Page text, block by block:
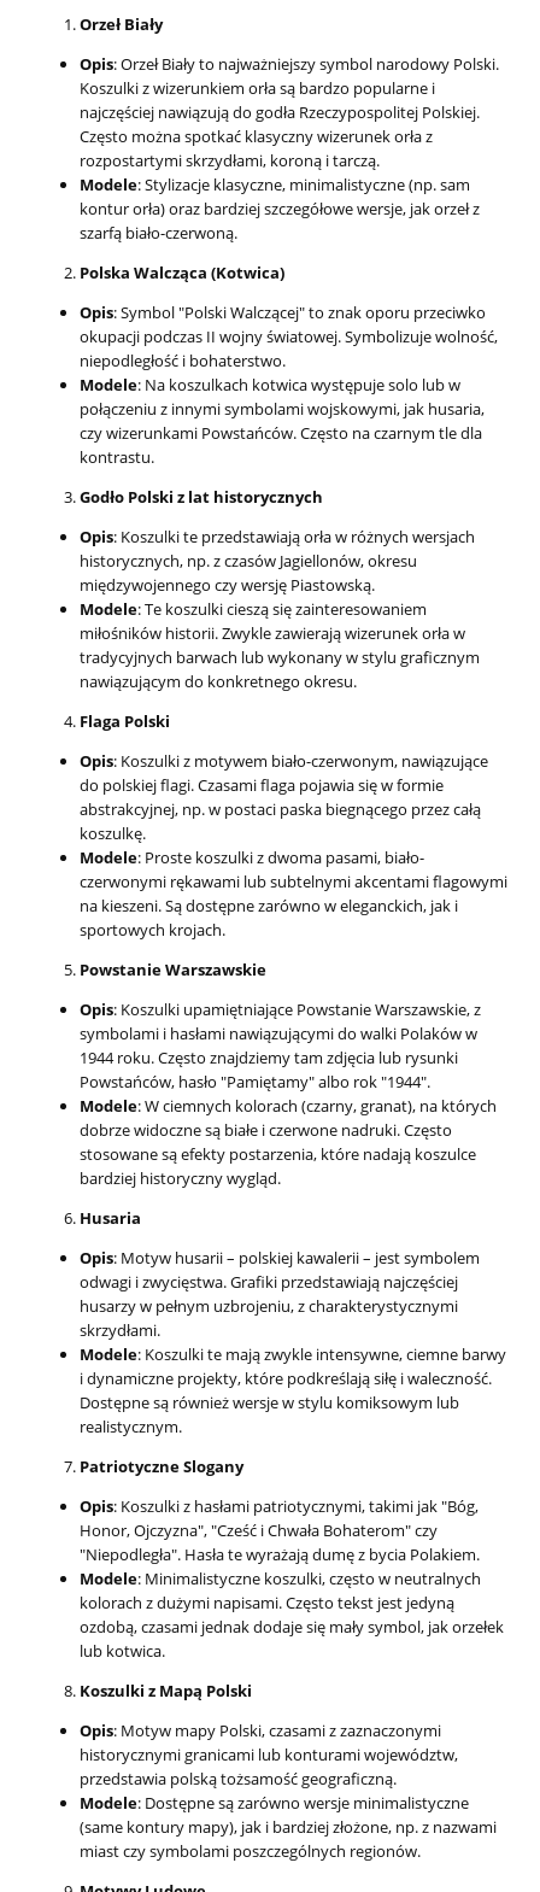
Orzeł Biały
Opis: Orzeł Biały to najważniejszy symbol narodowy Polski.
Koszulki z wizerunkiem orła są bardzo popularne i
najczęściej nawiązują do godła Rzeczypospolitej Polskiej.
Często można spotkać klasyczny wizerunek orła z
rozpostartymi skrzydłami, koroną i tarczą.
Modele: Stylizacje klasyczne, minimalistyczne (np. sam
kontur orła) oraz bardziej szczegółowe wersje, jak orzeł z
szarfą biało-czerwoną.
Polska Walcząca (Kotwica)
Opis: Symbol "Polski Walczącej" to znak oporu przeciwko
okupacji podczas II wojny światowej. Symbolizuje wolność,
niepodległość i bohaterstwo.
Modele: Na koszulkach kotwica występuje solo lub w
połączeniu z innymi symbolami wojskowymi, jak husaria,
czy wizerunkami Powstańców. Często na czarnym tle dla
kontrastu.
Godło Polski z lat historycznych
Opis: Koszulki te przedstawiają orła w różnych wersjach
historycznych, np. z czasów Jagiellonów, okresu
międzywojennego czy wersję Piastowską.
Modele: Te koszulki cieszą się zainteresowaniem
miłośników historii. Zwykle zawierają wizerunek orła w
tradycyjnych barwach lub wykonany w stylu graficznym
nawiązującym do konkretnego okresu.
Flaga Polski
Opis: Koszulki z motywem biało-czerwonym, nawiązujące
do polskiej flagi. Czasami flaga pojawia się w formie
abstrakcyjnej, np. w postaci paska biegnącego przez całą
koszulkę.
Modele: Proste koszulki z dwoma pasami, biało-
czerwonymi rękawami lub subtelnymi akcentami flagowymi
na kieszeni. Są dostępne zarówno w eleganckich, jak i
sportowych krojach.
Powstanie Warszawskie
Opis: Koszulki upamiętniające Powstanie Warszawskie, z
symbolami i hasłami nawiązującymi do walki Polaków w
1944 roku. Często znajdziemy tam zdjęcia lub rysunki
Powstańców, hasło "Pamiętamy" albo rok "1944".
Modele: W ciemnych kolorach (czarny, granat), na których
dobrze widoczne są białe i czerwone nadruki. Często
stosowane są efekty postarzenia, które nadają koszulce
bardziej historyczny wygląd.
Husaria
Opis: Motyw husarii – polskiej kawalerii – jest symbolem
odwagi i zwycięstwa. Grafiki przedstawiają najczęściej
husarzy w pełnym uzbrojeniu, z charakterystycznymi
skrzydłami.
Modele: Koszulki te mają zwykle intensywne, ciemne barwy
i dynamiczne projekty, które podkreślają siłę i waleczność.
Dostępne są również wersje w stylu komiksowym lub
realistycznym.
Patriotyczne Slogany
Opis: Koszulki z hasłami patriotycznymi, takimi jak "Bóg,
Honor, Ojczyzna", "Cześć i Chwała Bohaterom" czy
"Niepodległa". Hasła te wyrażają dumę z bycia Polakiem.
Modele: Minimalistyczne koszulki, często w neutralnych
kolorach z dużymi napisami. Często tekst jest jedyną
ozdobą, czasami jednak dodaje się mały symbol, jak orzełek
lub kotwica.
Koszulki z Mapą Polski
Opis: Motyw mapy Polski, czasami z zaznaczonymi
historycznymi granicami lub konturami województw,
przedstawia polską tożsamość geograficzną.
Modele: Dostępne są zarówno wersje minimalistyczne
(same kontury mapy), jak i bardziej złożone, np. z nazwami
miast czy symbolami poszczególnych regionów.